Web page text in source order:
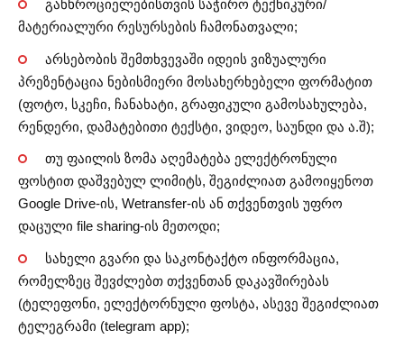
განხროციელებისთვის საჭირო ტექნიკური/
მატერიალური რესურსების ჩამონათვალი;
არსებობის შემთხვევაში იდეის ვიზუალური
პრეზენტაცია ნებისმიერი მოსახერხებელი ფორმატით
(ფოტო, სკეჩი, ჩანახატი, გრაფიკული გამოსახულება,
რენდერი, დამატებითი ტექსტი, ვიდეო, საუნდი და ა.შ);
თუ ფაილის ზომა აღემატება ელექტრონული
ფოსტით დაშვებულ ლიმიტს, შეგიძლიათ გამოიყენოთ
Google Drive-ის, Wetransfer-ის ან თქვენთვის უფრო
დაცული file sharing-ის მეთოდი;
სახელი გვარი და საკონტაქტო ინფორმაცია,
რომელზეც შევძლებთ თქვენთან დაკავშირებას
(ტელეფონი, ელექტორნული ფოსტა, ასევე შეგიძლიათ
ტელეგრამი (telegram app);